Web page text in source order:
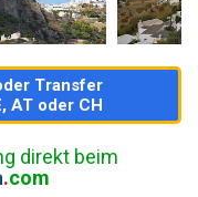
Transfer
AT oder CH
direkt beim
.com